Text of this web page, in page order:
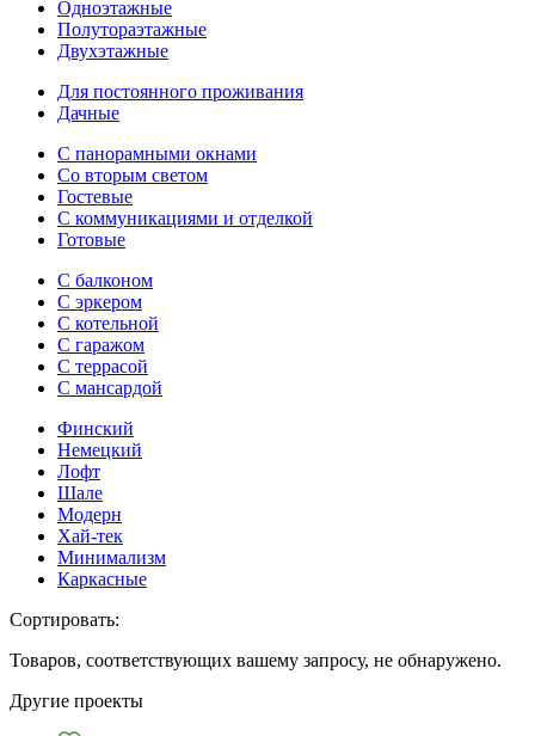
Одноэтажные
Полутораэтажные
Двухэтажные
Для постоянного проживания
Дачные
С панорамными окнами
Со вторым светом
Гостевые
С коммуникациями и отделкой
Готовые
С балконом
С эркером
С котельной
С гаражом
С террасой
С мансардой
Финский
Немецкий
Лофт
Шале
Модерн
Хай-тек
Минимализм
Каркасные
Сортировать:
Товаров, соответствующих вашему запросу, не обнаружено.
Другие проекты